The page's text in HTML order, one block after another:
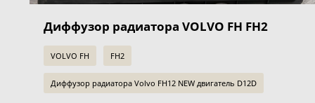
Диффузор радиатора VOLVO FH FH2
VOLVO FH FH2
Диффузор радиатора Volvo FH12 NEW двигатель D12D